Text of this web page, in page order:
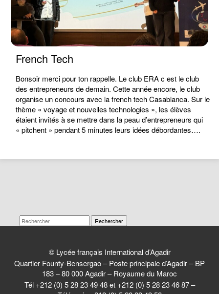
French Tech
Bonsoir merci pour ton rappelle. Le club ERA c est le club
des entrepreneurs de demain. Cette année encore, le club
organise un concours avec la french tech Casablanca. Sur le
thème « voyage et nouvelles technologies », les élèves
étaient invités à se mettre dans la peau d’entrepreneurs qui
« pitchent » pendant 5 minutes leurs idées débordantes….
Rechercher
© Lycée français International d’Agadir
Quartier Founty-Bensergao – Poste principale d’Agadir – BP
183 – 80 000 Agadir – Royaume du Maroc
Tél +212 (0) 5 28 23 49 48 et +212 (0) 5 28 23 46 87 –